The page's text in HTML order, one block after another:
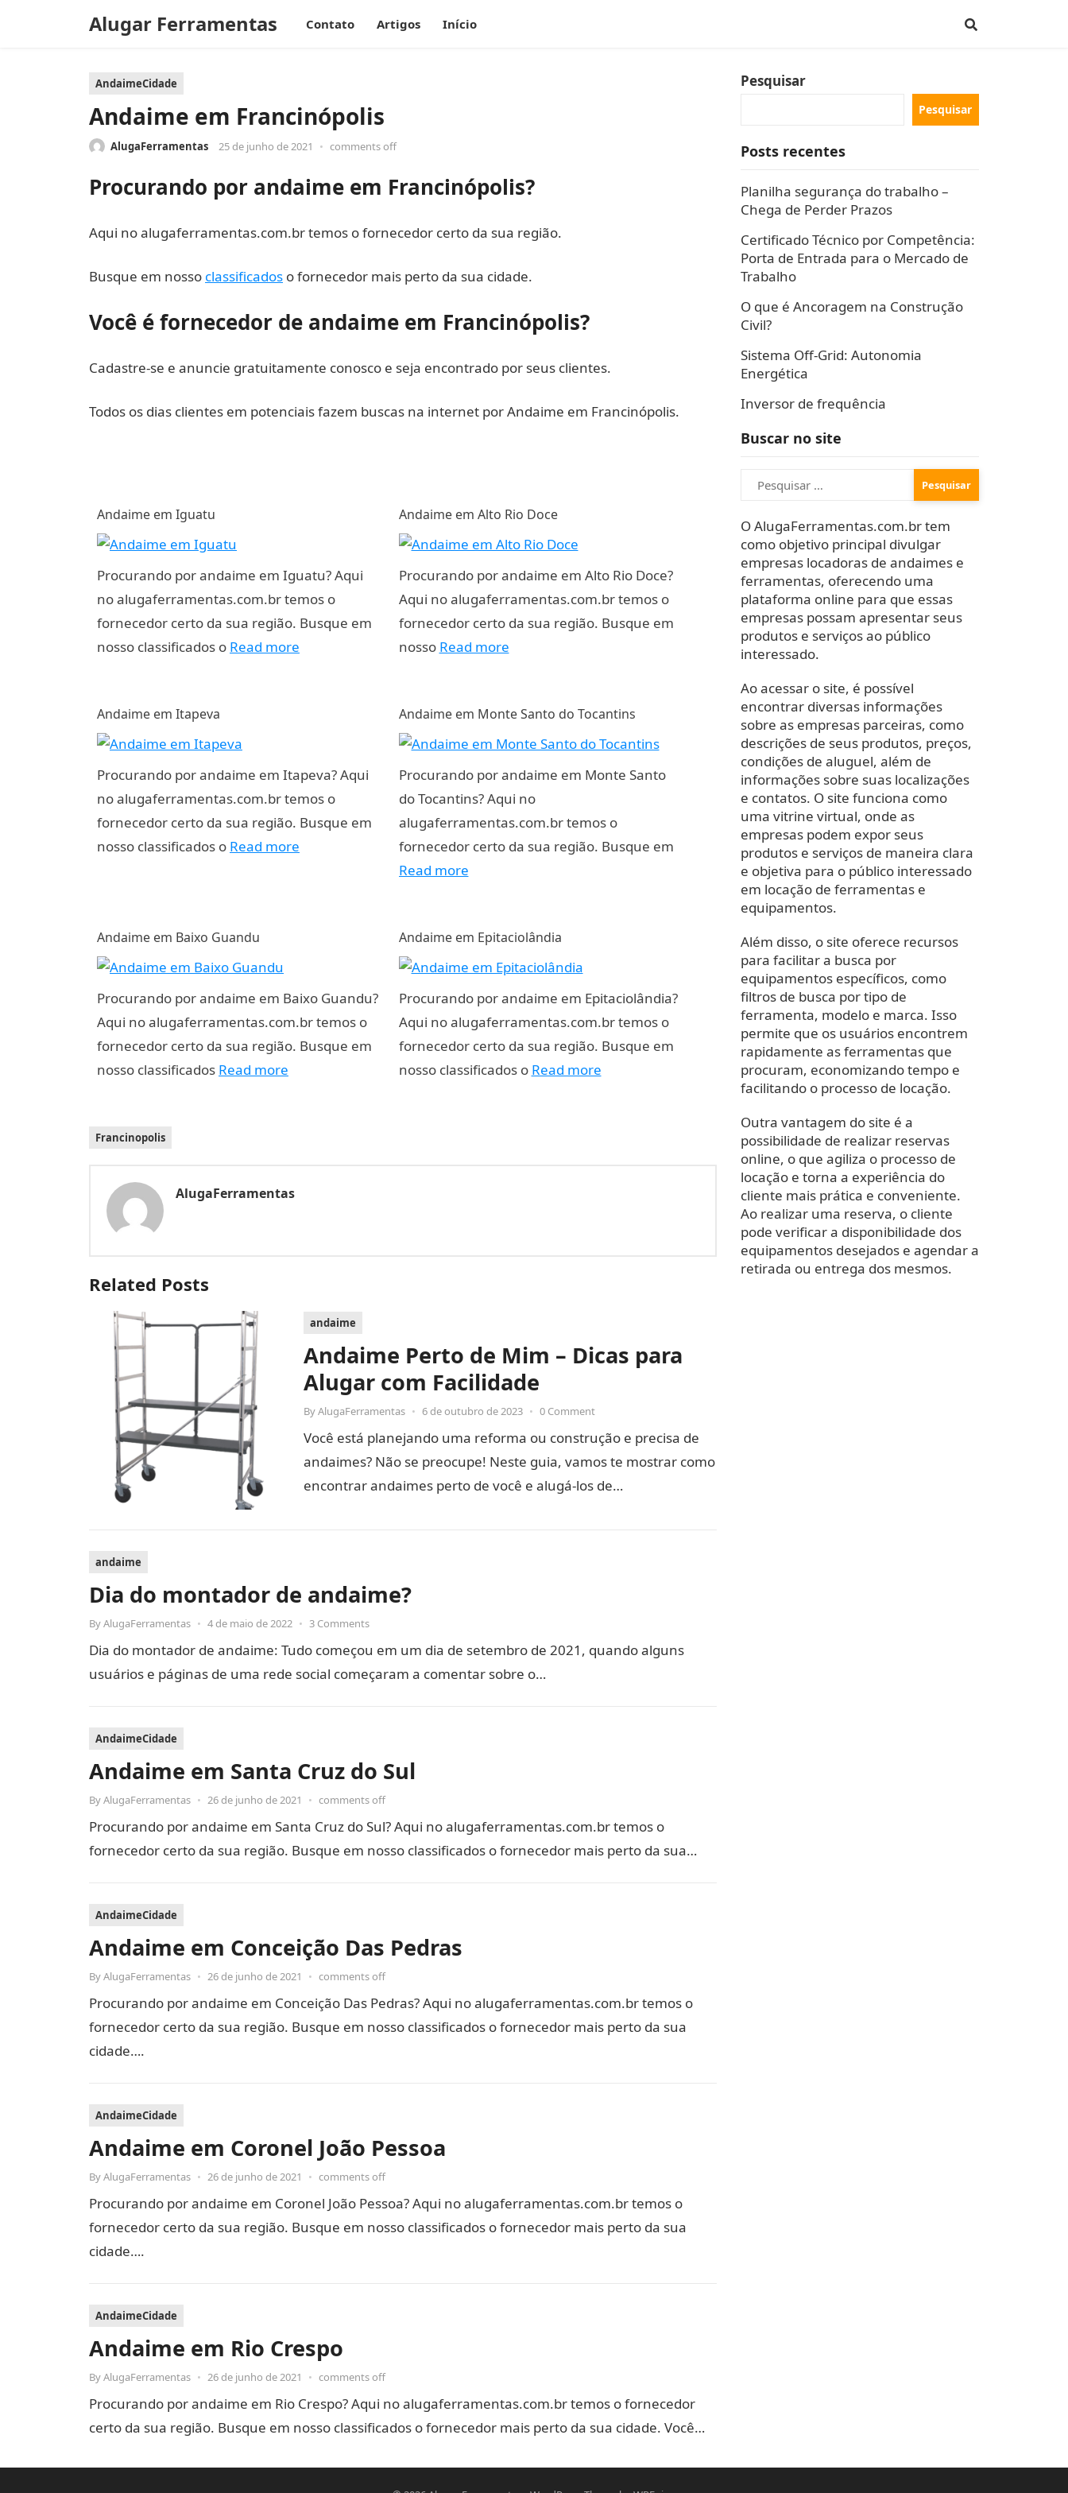
Alugar Ferramentas Contato Artigos Início
AndaimeCidade
Andaime em Francinópolis
AlugaFerramentas 25 de junho de 2021 • comments off
Procurando por andaime em Francinópolis?
Aqui no alugaferramentas.com.br temos o fornecedor certo da sua região.
Busque em nosso classificados o fornecedor mais perto da sua cidade.
Você é fornecedor de andaime em Francinópolis?
Cadastre-se e anuncie gratuitamente conosco e seja encontrado por seus clientes.
Todos os dias clientes em potenciais fazem buscas na internet por Andaime em Francinópolis.
Andaime em Iguatu
Procurando por andaime em Iguatu? Aqui
no alugaferramentas.com.br temos o
fornecedor certo da sua região. Busque em
nosso classificados o Read more
Andaime em Alto Rio Doce
Procurando por andaime em Alto Rio Doce?
Aqui no alugaferramentas.com.br temos o
fornecedor certo da sua região. Busque em
nosso Read more
Andaime em Itapeva
Procurando por andaime em Itapeva? Aqui
no alugaferramentas.com.br temos o
fornecedor certo da sua região. Busque em
nosso classificados o Read more
Andaime em Monte Santo do Tocantins
Procurando por andaime em Monte Santo
do Tocantins? Aqui no
alugaferramentas.com.br temos o
fornecedor certo da sua região. Busque em
Read more
Andaime em Baixo Guandu
Procurando por andaime em Baixo Guandu?
Aqui no alugaferramentas.com.br temos o
fornecedor certo da sua região. Busque em
nosso classificados Read more
Andaime em Epitaciolândia
Procurando por andaime em Epitaciolândia?
Aqui no alugaferramentas.com.br temos o
fornecedor certo da sua região. Busque em
nosso classificados o Read more
Francinopolis
AlugaFerramentas
Related Posts
andaime
Andaime Perto de Mim – Dicas para
Alugar com Facilidade
ByAlugaFerramentas • 6 de outubro de 2023 • 0 Comment
Você está planejando uma reforma ou construção e precisa de
andaimes? Não se preocupe! Neste guia, vamos te mostrar como
encontrar andaimes perto de você e alugá-los de…
andaime
Dia do montador de andaime?
ByAlugaFerramentas • 4 de maio de 2022 • 3 Comments
Dia do montador de andaime: Tudo começou em um dia de setembro de 2021, quando alguns
usuários e páginas de uma rede social começaram a comentar sobre o…
AndaimeCidade
Andaime em Santa Cruz do Sul
ByAlugaFerramentas • 26 de junho de 2021 • comments off
Procurando por andaime em Santa Cruz do Sul? Aqui no alugaferramentas.com.br temos o
fornecedor certo da sua região. Busque em nosso classificados o fornecedor mais perto da sua…
AndaimeCidade
Andaime em Conceição Das Pedras
ByAlugaFerramentas • 26 de junho de 2021 • comments off
Procurando por andaime em Conceição Das Pedras? Aqui no alugaferramentas.com.br temos o
fornecedor certo da sua região. Busque em nosso classificados o fornecedor mais perto da sua
cidade….
AndaimeCidade
Andaime em Coronel João Pessoa
ByAlugaFerramentas • 26 de junho de 2021 • comments off
Procurando por andaime em Coronel João Pessoa? Aqui no alugaferramentas.com.br temos o
fornecedor certo da sua região. Busque em nosso classificados o fornecedor mais perto da sua
cidade….
AndaimeCidade
Andaime em Rio Crespo
ByAlugaFerramentas • 26 de junho de 2021 • comments off
Procurando por andaime em Rio Crespo? Aqui no alugaferramentas.com.br temos o fornecedor
certo da sua região. Busque em nosso classificados o fornecedor mais perto da sua cidade. Você…
Pesquisar
Pesquisar
Posts recentes
Planilha segurança do trabalho –
Chega de Perder Prazos
Certificado Técnico por Competência:
Porta de Entrada para o Mercado de
Trabalho
O que é Ancoragem na Construção
Civil?
Sistema Off-Grid: Autonomia
Energética
Inversor de frequência
Buscar no site
Pesquisar
por:
O AlugaFerramentas.com.br tem
como objetivo principal divulgar
empresas locadoras de andaimes e
ferramentas, oferecendo uma
plataforma online para que essas
empresas possam apresentar seus
produtos e serviços ao público
interessado.
Ao acessar o site, é possível
encontrar diversas informações
sobre as empresas parceiras, como
descrições de seus produtos, preços,
condições de aluguel, além de
informações sobre suas localizações
e contatos. O site funciona como
uma vitrine virtual, onde as
empresas podem expor seus
produtos e serviços de maneira clara
e objetiva para o público interessado
em locação de ferramentas e
equipamentos.
Além disso, o site oferece recursos
para facilitar a busca por
equipamentos específicos, como
filtros de busca por tipo de
ferramenta, modelo e marca. Isso
permite que os usuários encontrem
rapidamente as ferramentas que
procuram, economizando tempo e
facilitando o processo de locação.
Outra vantagem do site é a
possibilidade de realizar reservas
online, o que agiliza o processo de
locação e torna a experiência do
cliente mais prática e conveniente.
Ao realizar uma reserva, o cliente
pode verificar a disponibilidade dos
equipamentos desejados e agendar a
retirada ou entrega dos mesmos.